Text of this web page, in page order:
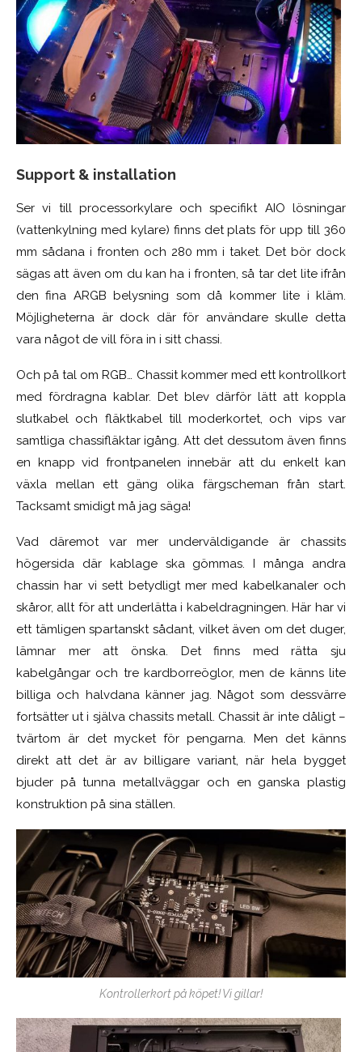
Support & installation
Ser vi till processorkylare och specifikt AIO lösningar
(vattenkylning med kylare) finns det plats för upp till 360
mm sådana i fronten och 280 mm i taket. Det bör dock
sägas att även om du kan ha i fronten, så tar det lite ifrån
den fina ARGB belysning som då kommer lite i kläm.
Möjligheterna är dock där för användare skulle detta
vara något de vill föra in i sitt chassi.
Och på tal om RGB… Chassit kommer med ett kontrollkort
med fördragna kablar. Det blev därför lätt att koppla
slutkabel och fläktkabel till moderkortet, och vips var
samtliga chassifläktar igång. Att det dessutom även finns
en knapp vid frontpanelen innebär att du enkelt kan
växla mellan ett gäng olika färgscheman från start.
Tacksamt smidigt må jag säga!
Vad däremot var mer underväldigande är chassits
högersida där kablage ska gömmas. I många andra
chassin har vi sett betydligt mer med kabelkanaler och
skåror, allt för att underlätta i kabeldragningen. Här har vi
ett tämligen spartanskt sådant, vilket även om det duger,
lämnar mer att önska. Det finns med rätta sju
kabelgångar och tre kardborreöglor, men de känns lite
billiga och halvdana känner jag. Något som dessvärre
fortsätter ut i själva chassits metall. Chassit är inte dåligt –
tvärtom är det mycket för pengarna. Men det känns
direkt att det är av billigare variant, när hela bygget
bjuder på tunna metallväggar och en ganska plastig
konstruktion på sina ställen.
Kontrollerkort på köpet! Vi gillar!